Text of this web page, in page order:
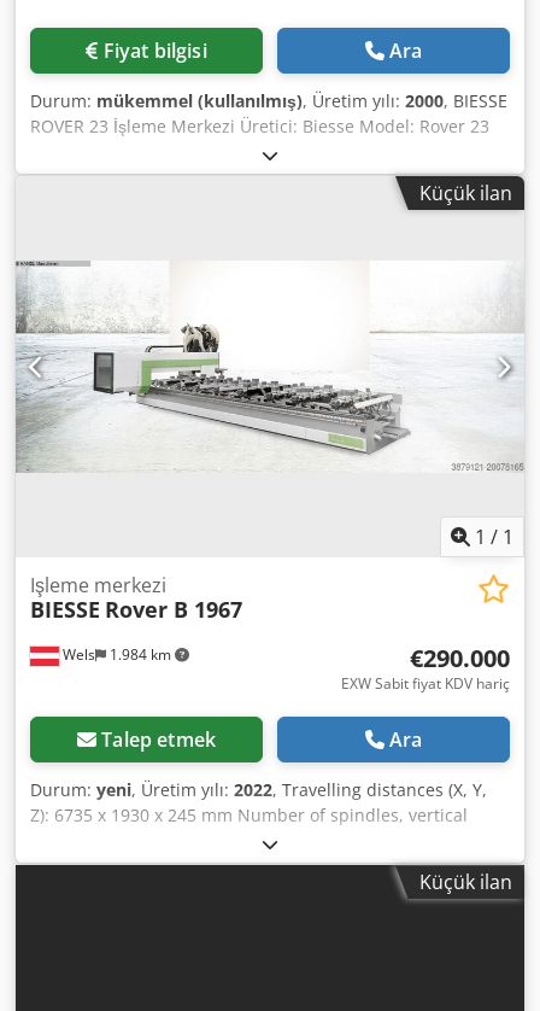
Fiyat bilgisi Ara
Durum: mükemmel (kullanılmış), Üretim yılı: 2000, BIESSE
ROVER 23 İşleme Merkezi Üretici: Biesse Model: Rover 23
Açıklama: CNI XNC kontrol sistemi X ekseni çalışma alanı:
2900 mm Y ekseni çalışma alanı: 1300 mm Z ekseni çalışma
stroku: 140 mm 4. Eksen: C ekseni 6 adet hareketli konsol
takım değiştirici, takım tutucu ISO 30 8 yuvalı otomatik
takım değiştirme sistemi – işleme kafasına monte Delme
kafası aşağıdaki özelliklerle donatılmıştır: - 10 adet dikey
mil (Z ekseni) - 4 adet yatay mil (X ekseni) - 2 adet yatay mil
(Y ekseni) Ön bölgede basma matı olan güvenlik sistemi
Vakum pompası 250 m³/saat MÜKEMMEL DURUMDA –
HALA SAHİBİNİN ATÖLYESİNDE Üretim yılı: 2000 (CE
sertifikalı)
Küçük ilan
1 / 1
Wels 1.984 km
Işleme merkezi
BIESSE Rover B 1967
€290.000
EXW Sabit fiyat KDV hariç
Talep etmek Ara
Durum: yeni, Üretim yılı: 2022, Travelling distances (X, Y,
Z): 6735 x 1930 x 245 mm Number of spindles, vertical
drilling head: 0 pcs Number of spindles, horizontal drilling
head: 0 pcs Number of tools: 39 pcs Extraction port
diameter: 2x 250 mm Number of milling units: 2 pcs Year
Küçük ilan